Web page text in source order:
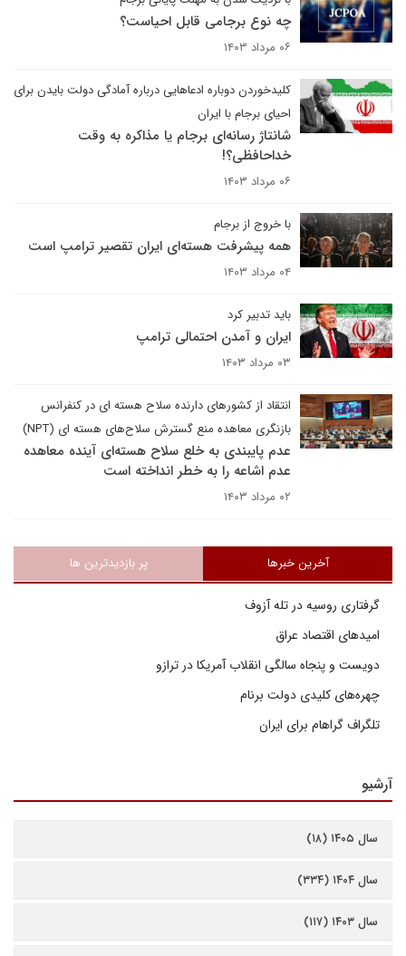
چه نوع برجامی قابل احیاست؟
۰۶ مرداد ۱۴۰۳
کلید‌خوردن دوباره ادعاهایی درباره آمادگی دولت بایدن برای
احیای برجام با ایران
شانتاژ رسانه‌ای برجام یا مذاکره به وقت
خداحافظی؟!
۰۶ مرداد ۱۴۰۳
با خروج از برجام
همه پیشرفت هسته‌ای ایران تقصیر ترامپ است
۰۴ مرداد ۱۴۰۳
باید تدبیر کرد
ایران و آمدن احتمالی ترامپ
۰۳ مرداد ۱۴۰۳
انتقاد از کشورهای دارنده سلاح هسته ای در کنفرانس
بازنگری معاهده منع گسترش سلاح‌های هسته ای (NPT)
عدم پایبندی به خلع سلاح هسته‌ای آینده معاهده
عدم اشاعه را به خطر انداخته است
۰۲ مرداد ۱۴۰۳
آخرین خبرها پر بازدیدترین ها
گرفتاری روسیه در تله آزوف
امیدهای اقتصاد عراق
دویست و پنجاه سالگی انقلاب آمریکا در ترازو
چهره‌های کلیدی دولت برنام
تلگراف گراهام برای ایران
آرشیو
سال ۱۴۰۵ (۱۸)
سال ۱۴۰۴ (۳۳۴)
سال ۱۴۰۳ (۱۱۷)